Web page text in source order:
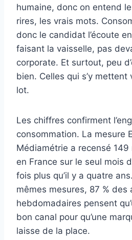
humaine, donc on entend
rires, les vrais mots.
donc le candidat l’écoute
faisant la vaisselle, pas
corporate. Et surtout, peu
bien. Celles qui s’y
lot.
Les chiffres confirment
consommation. La mesure
Médiamétrie a recensé 149
en France sur le seul mois
fois plus qu’il y a quatre
mêmes mesures, 87 % des
hebdomadaires pensent
bon canal pour qu’une
laisse de la place.